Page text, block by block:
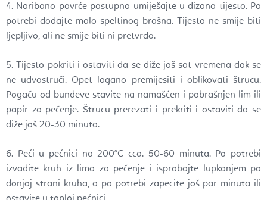
4. Naribano povrće postupno umiješajte u dizano tijesto. Po
potrebi dodajte malo speltinog brašna. Tijesto ne smije biti
ljepljivo, ali ne smije biti ni pretvrdo.
5. Tijesto pokriti i ostaviti da se diže još sat vremena dok se
ne udvostruči. Opet lagano premijesiti i oblikovati štrucu.
Pogaču od bundeve stavite na namašćen i pobrašnjen lim ili
papir za pečenje. Štrucu prerezati i prekriti i ostaviti da se
diže još 20-30 minuta.
6. Peći u pećnici na 200°C cca. 50-60 minuta. Po potrebi
izvadite kruh iz lima za pečenje i isprobajte lupkanjem po
donjoj strani kruha, a po potrebi zapecite još par minuta ili